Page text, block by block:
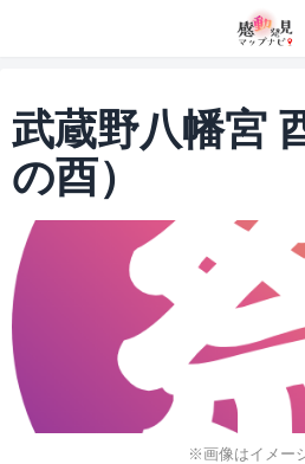
武蔵野八幡宮
の酉）
※画像はイメー